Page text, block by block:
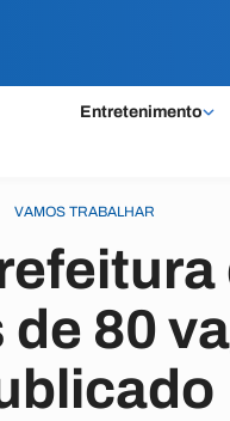
Entretenimento
VAMOS TRABALHAR
80